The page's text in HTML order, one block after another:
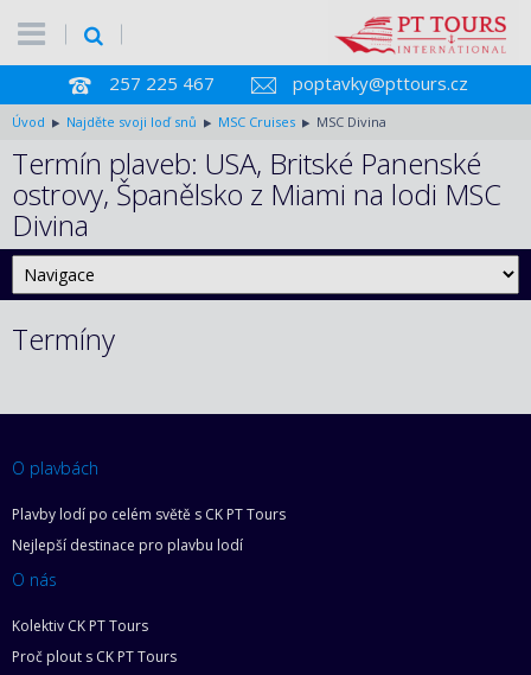
257 225 467 poptavky@pttours.cz
Úvod Najděte svoji loď snů MSC Cruises MSC Divina
Termín plaveb: USA, Britské Panenské
ostrovy, Španělsko z Miami na lodi MSC
Divina
Termíny
O plavbách
Plavby lodí po celém světě s CK PT Tours
Nejlepší destinace pro plavbu lodí
O nás
Kolektiv CK PT Tours
Proč plout s CK PT Tours